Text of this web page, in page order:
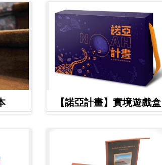
【諾亞計畫】實境遊戲盒